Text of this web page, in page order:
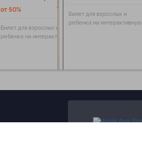
Билет для взрослых и
ребенка на интерактивную
от 50%
Билет для взрослых и
ребенка на интерактивную